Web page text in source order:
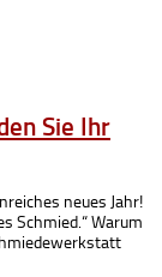
Sie Ihr
neues Jahr!
Schmied.“ Warum